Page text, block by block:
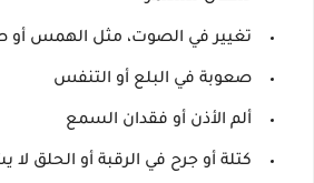
تغيير في الصوت، مثل الهمس أو
صعوبة في البلع أو التنفس
ألم الأذن أو فقدان السمع
كتلة أو جرح في الرقبة أو الحلق لا